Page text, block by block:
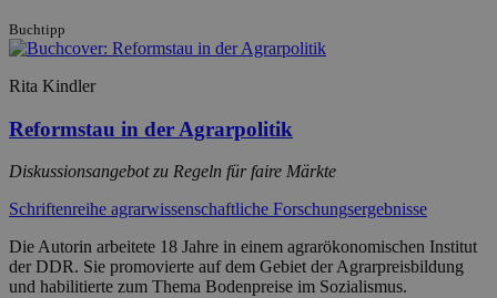
Buchtipp
Rita Kindler
Reformstau in der Agrarpolitik
Diskussionsangebot zu Regeln für faire Märkte
Schriftenreihe agrarwissenschaftliche Forschungsergebnisse
Die Autorin arbeitete 18 Jahre in einem agrarökonomischen Institut
der DDR. Sie promovierte auf dem Gebiet der Agrarpreisbildung
und habilitierte zum Thema Bodenpreise im Sozialismus.